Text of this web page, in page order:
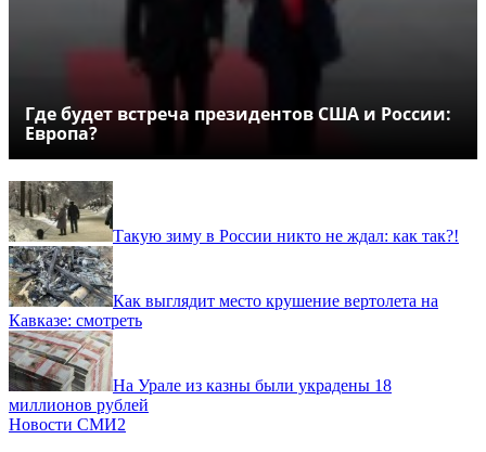
Где будет встреча президентов США и России:
Европа?
Такую зиму в России никто не ждал: как так?!
Как выглядит место крушение вертолета на
Кавказе: смотреть
На Урале из казны были украдены 18
миллионов рублей
Новости СМИ2